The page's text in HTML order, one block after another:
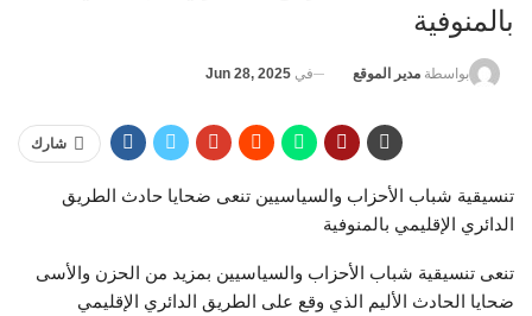
بالمنوفية
بواسطة مدير الموقع في Jun 28, 2025
شارك
تنسيقية شباب الأحزاب والسياسيين تنعى ضحايا حادث الطريق
الدائري الإقليمي بالمنوفية
تنعى تنسيقية شباب الأحزاب والسياسيين بمزيد من الحزن والأسى
ضحايا الحادث الأليم الذي وقع على الطريق الدائري الإقليمي